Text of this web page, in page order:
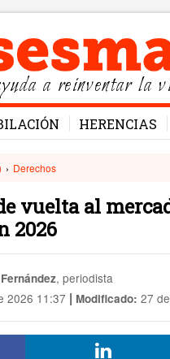
a reinventar la
HERENCIAS
› Derechos
vuelta al
2026
, periodista
2026 11:37 | Modificado: 27